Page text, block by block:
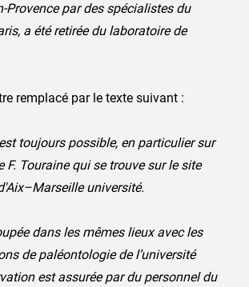
Provence par des spécialistes du
a été retirée du laboratoire de
remplacé par le texte suivant :
toujours possible, en particulier sur
F. Touraine qui se trouve sur le site
université.
dans les mêmes lieux avec les
de paléontologie de l’université
est assurée par du personnel du